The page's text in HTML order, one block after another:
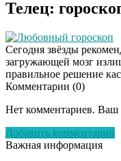
Телец:
Любовный гороскоп
Сегодня звёзды
загружающей мозг
правильное решение
Комментарии (0)
Нет комментариев. Ваш
Добавить комментарий
Важная информация